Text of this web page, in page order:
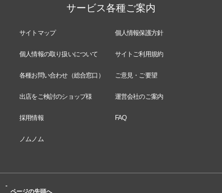
サービス各種ご案内
サイトマップ 個人情報保護方針
個人情報の取り扱いについて サイトご利用規約
各種お問い合わせ（総合窓口） ご意見・ご要望
出店をご検討のショップ様 運営会社のご案内
採用情報 FAQ
ノムノム
-
ページの先頭へ